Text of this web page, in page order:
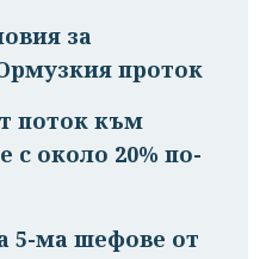
за
проток
поток към
с около 20% по-
5-ма шефове от